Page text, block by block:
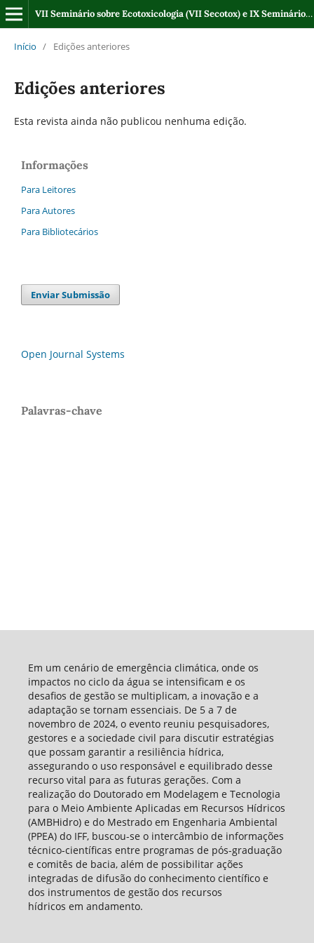
VII Seminário sobre Ecotoxicologia (VII Secotox) e IX Seminário Regional sobre Gestão de Recursos Hídricos (IX SRHidro)
Início / Edições anteriores
Edições anteriores
Esta revista ainda não publicou nenhuma edição.
Informações
Para Leitores
Para Autores
Para Bibliotecários
Enviar Submissão
Open Journal Systems
Palavras-chave
Em um cenário de emergência climática, onde os
impactos no ciclo da água se intensificam e os
desafios de gestão se multiplicam, a inovação e a
adaptação se tornam essenciais. De 5 a 7 de
novembro de 2024, o evento reuniu pesquisadores,
gestores e a sociedade civil para discutir estratégias
que possam garantir a resiliência hídrica,
assegurando o uso responsável e equilibrado desse
recurso vital para as futuras gerações. Com a
realização do Doutorado em Modelagem e Tecnologia
para o Meio Ambiente Aplicadas em Recursos Hídricos
(AMBHidro) e do Mestrado em Engenharia Ambiental
(PPEA) do IFF, buscou-se o intercâmbio de informações
técnico-científicas entre programas de pós-graduação
e comitês de bacia, além de possibilitar ações
integradas de difusão do conhecimento científico e
dos instrumentos de gestão dos recursos
hídricos em andamento.